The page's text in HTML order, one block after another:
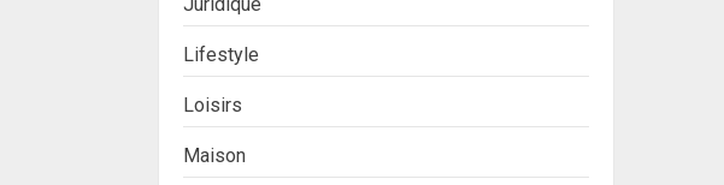
Lifestyle
Loisirs
Maison